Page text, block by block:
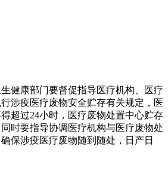
健康部门要督促指导医疗机构、医疗
涉疫医疗废物安全贮存有关规定，医
超过24小时，医疗废物处置中心贮存
时要指导协调医疗机构与医疗废物处
保涉疫医疗废物随到随处，日产日